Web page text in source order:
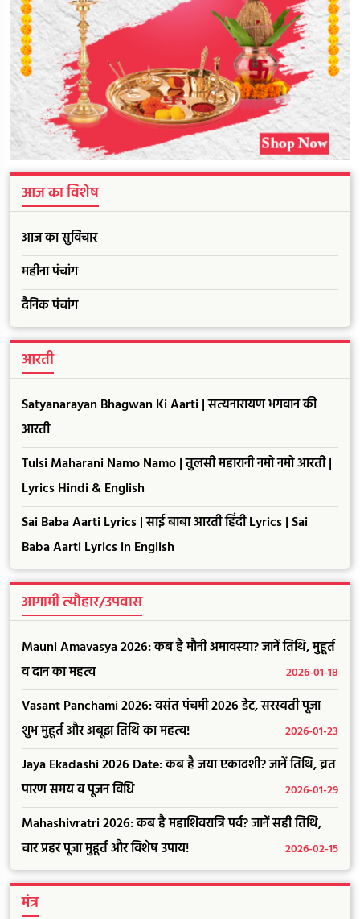
आज का विशेष
आज का सुविचार
महीना पंचांग
दैनिक पंचांग
आरती
Satyanarayan Bhagwan Ki Aarti | सत्यनारायण भगवान की
आरती
Tulsi Maharani Namo Namo | तुलसी महारानी नमो नमो आरती |
Lyrics Hindi & English
Sai Baba Aarti Lyrics | साई बाबा आरती हिंदी Lyrics | Sai
Baba Aarti Lyrics in English
आगामी त्यौहार/उपवास
Mauni Amavasya 2026: कब है मौनी अमावस्या? जानें तिथि, मुहूर्त
व दान का महत्व
2026-01-18
Vasant Panchami 2026: वसंत पंचमी 2026 डेट, सरस्वती पूजा
शुभ मुहूर्त और अबूझ तिथि का महत्व!
2026-01-23
Jaya Ekadashi 2026 Date: कब है जया एकादशी? जानें तिथि, व्रत
पारण समय व पूजन विधि
2026-01-29
Mahashivratri 2026: कब है महाशिवरात्रि पर्व? जानें सही तिथि,
चार प्रहर पूजा मुहूर्त और विशेष उपाय!
2026-02-15
मंत्र